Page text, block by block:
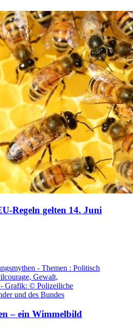
Regeln gelten 14. Juni
– ein Wimmelbild